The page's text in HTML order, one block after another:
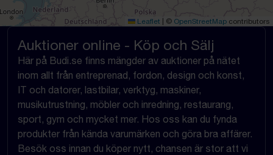
Leaflet © OpenStreetMap contributors
Auktioner online - Köp och Sälj
Här på Budi.se finns mängder av auktioner på nätet
inom allt från entreprenad, fordon, design och konst,
IT och datorer, lastbilar, verktyg, maskiner,
musikutrustning, möbler och inredning, restaurang,
sport, gym och mycket mer. Hos oss kan du fynda
produkter från kända varumärken och göra bra affärer.
Besök oss innan du köper nytt, chansen är stor att vi